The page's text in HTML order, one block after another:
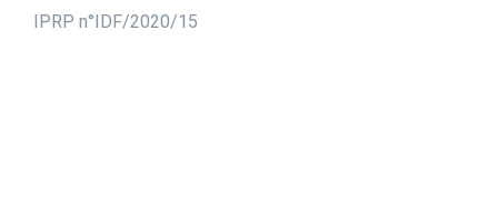
IPRP n°IDF/2020/15